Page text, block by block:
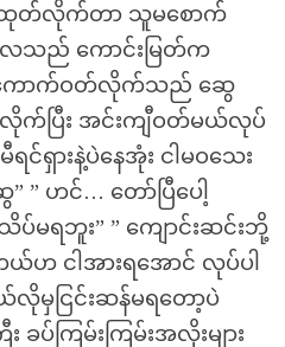
းထုတ်လိုက်တာ သူမစောက်
လေသည် ကောင်းမြတ်က
ကောက်ဝတ်လိုက်သည် ဆွေ
ပြီး အင်းကျီဝတ်မယ်လုပ်
င်ရှားနဲ့ပဲနေအုံး ငါမဝသေး
” ဟင်… တော်ပြီပေါ့
ပ်မရဘူး” ” ကျောင်းဆင်းဘို့
ဟ ငါအားရအောင် လုပ်ပါ
မှငြင်းဆန်မရတော့ပဲ
ခပ်ကြမ်းကြမ်းအလိုးများ